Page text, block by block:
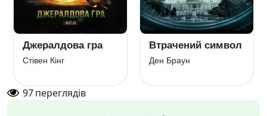
Джералдова гра
Стівен Кінг
Втрачений символ
Ден Браун
97переглядів